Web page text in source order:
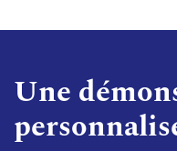
Une